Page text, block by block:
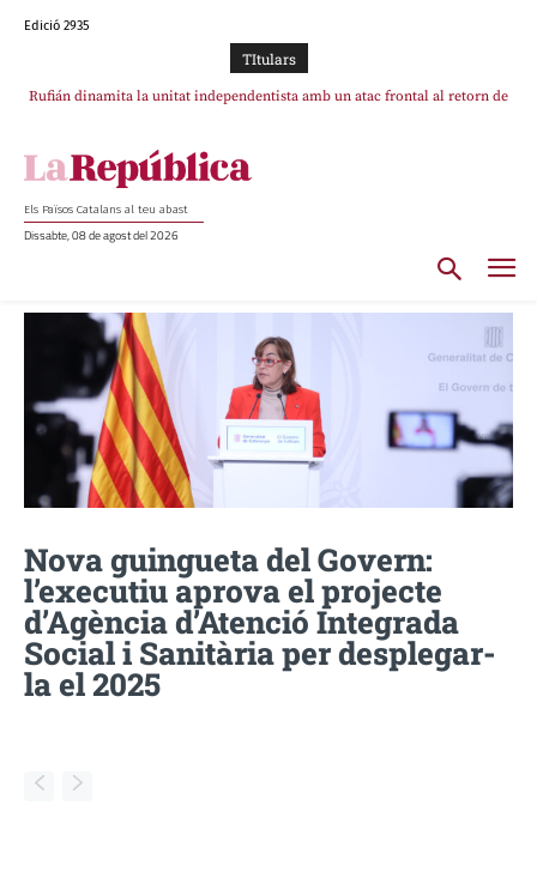
Edició 2935
TItulars
Rufián dinamita la unitat independentista amb un atac frontal al retorn de
Els Països Catalans al teu abast
Dissabte, 08 de agost del 2026
Nova guingueta del Govern:
l’executiu aprova el projecte
d’Agència d’Atenció Integrada
Social i Sanitària per desplegar-
la el 2025